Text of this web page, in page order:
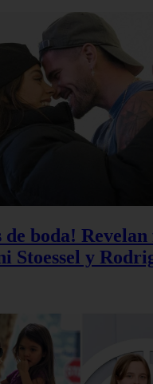
de boda!
Stoessel y